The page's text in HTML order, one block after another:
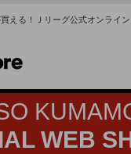
える！Ｊリーグ公式オンライ
WEB